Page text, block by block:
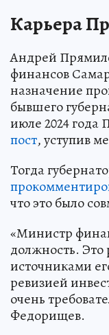
Карьера
Андрей
финансов
назначение
бывшего
июле 2024
пост, уступив
Тогда
что это было
«Министр
должность.
источниками
ревизией
очень
Федорищев.